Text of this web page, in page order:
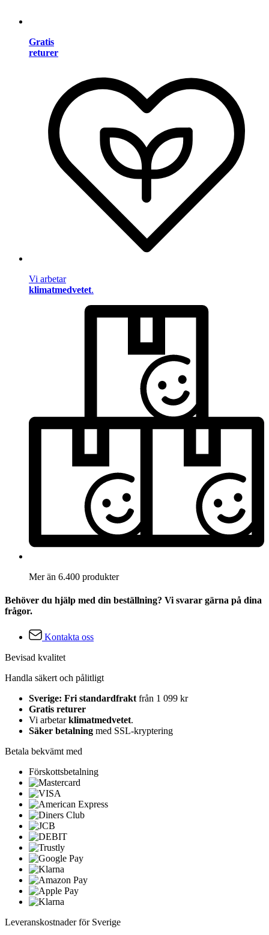
Gratis
returer
Vi arbetar
klimatmedvetet.
Mer än 6.400 produkter
Behöver du hjälp med din beställning? Vi svarar gärna på dina
frågor.
Kontakta oss
Bevisad kvalitet
Handla säkert och pålitligt
Sverige: Fri standardfrakt från 1 099 kr
Gratis returer
Vi arbetarklimatmedvetet.
Säker betalning med SSL-kryptering
Betala bekvämt med
Förskottsbetalning
Leveranskostnader för Sverige